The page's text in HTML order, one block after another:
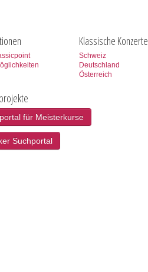
Klassische Konzerte
Schweiz
Deutschland
Österreich
für Meisterkurse
Suchportal